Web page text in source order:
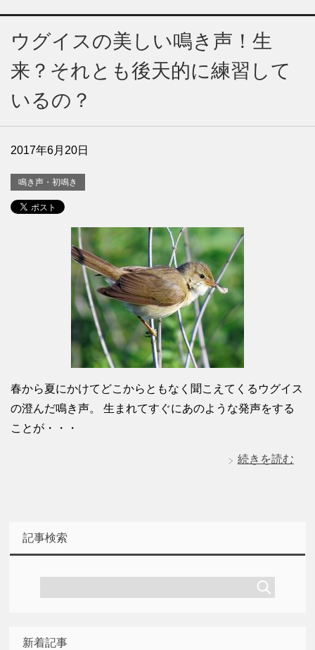
ウグイスの美しい鳴き声！生
来？それとも後天的に練習して
いるの？
2017年6月20日
鳴き声・初鳴き
春から夏にかけてどこからともなく聞こえてくるウグイス
の澄んだ鳴き声。 生まれてすぐにあのような発声をする
ことが・・・
続きを読む
記事検索
新着記事